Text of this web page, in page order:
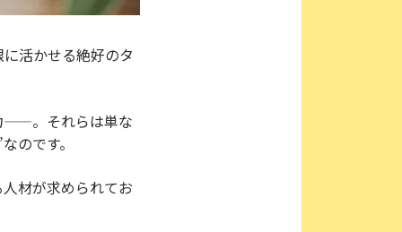
活かせる絶好のタ
——。それらは単な
のです。
材が求められてお